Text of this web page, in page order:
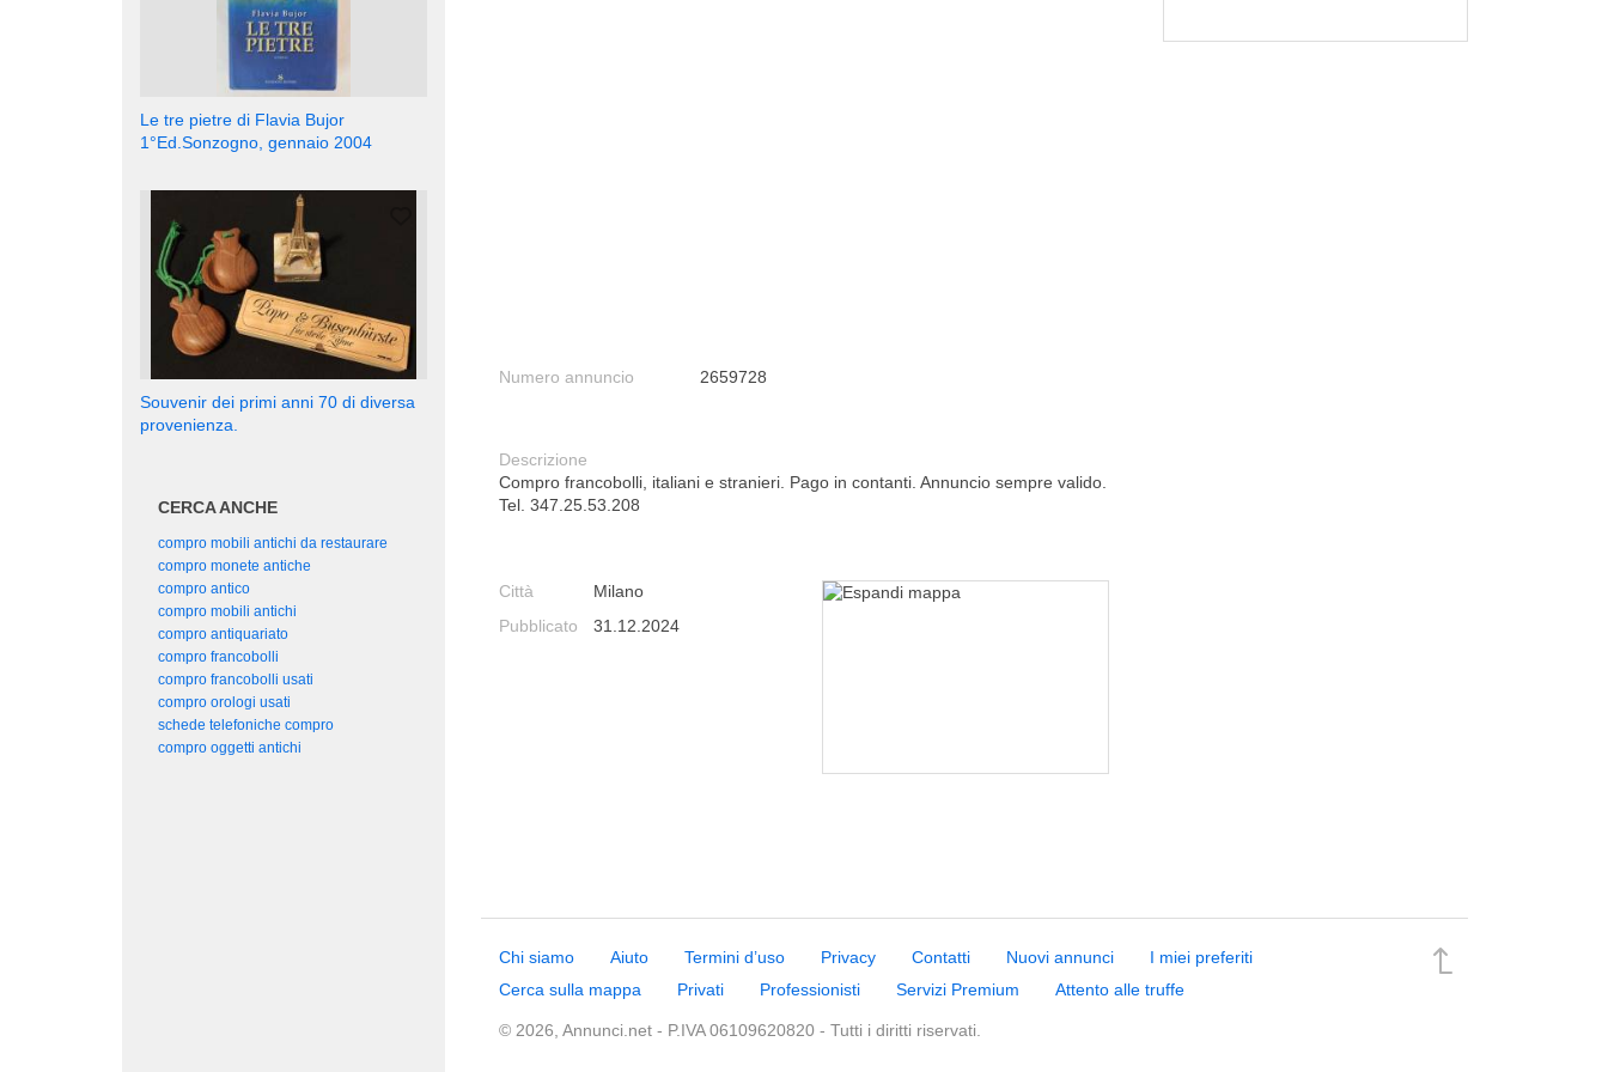
Numero annuncio 2659728
Descrizione
Compro francobolli, italiani e stranieri. Pago in contanti. Annuncio sempre valido.
Tel. 347.25.53.208
Città
Milano
Pubblicato
31.12.2024
Le tre pietre di Flavia Bujor
1°Ed.Sonzogno, gennaio 2004
Souvenir dei primi anni 70 di diversa
provenienza.
CERCA ANCHE
compro mobili antichi da restaurare
compro monete antiche
compro antico
compro mobili antichi
compro antiquariato
compro francobolli
compro francobolli usati
compro orologi usati
schede telefoniche compro
compro oggetti antichi
Chi siamo Aiuto Termini d’uso Privacy Contatti Nuovi annunci
I miei preferiti
Cerca sulla mappa
Privati Professionisti Servizi Premium Attento alle truffe
© 2026, Annunci.net - P.IVA 06109620820 - Tutti i diritti riservati.